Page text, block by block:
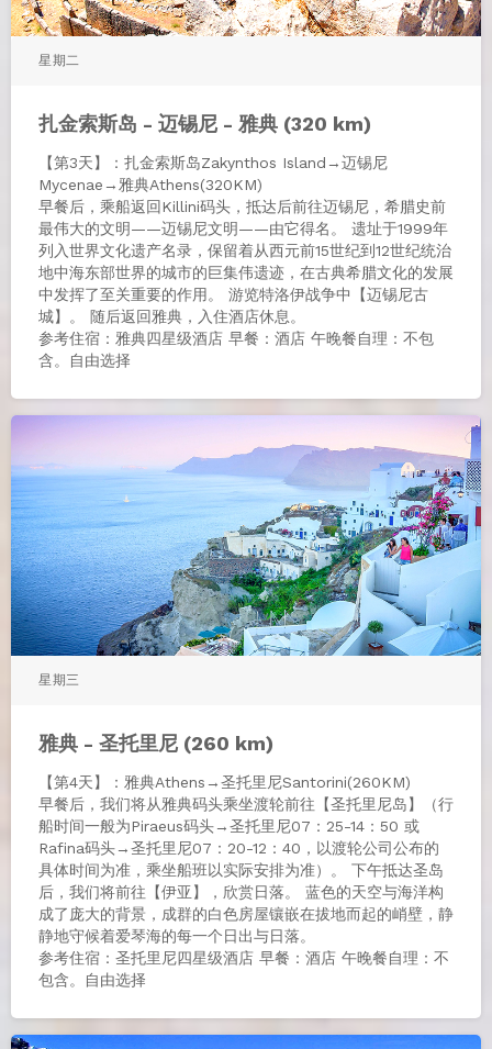
星期二
扎金索斯岛 - 迈锡尼 - 雅典 (320 km)
【第3天】：扎金索斯岛Zakynthos Island→迈锡尼
Mycenae→雅典Athens(320KM)
早餐后，乘船返回Killini码头，抵达后前往迈锡尼，希腊史前
最伟大的文明——迈锡尼文明——由它得名。 遗址于1999年
列入世界文化遗产名录，保留着从西元前15世纪到12世纪统治
地中海东部世界的城市的巨集伟遗迹，在古典希腊文化的发展
中发挥了至关重要的作用。 游览特洛伊战争中【迈锡尼古
城】。 随后返回雅典，入住酒店休息。
参考住宿：雅典四星级酒店 早餐：酒店 午晚餐自理：不包
含。自由选择
星期三
雅典 - 圣托里尼 (260 km)
【第4天】：雅典Athens→圣托里尼Santorini(260KM)
早餐后，我们将从雅典码头乘坐渡轮前往【圣托里尼岛】（行
船时间一般为Piraeus码头→圣托里尼07：25-14：50 或
Rafina码头→圣托里尼07：20-12：40，以渡轮公司公布的
具体时间为准，乘坐船班以实际安排为准）。 下午抵达圣岛
后，我们将前往【伊亚】，欣赏日落。 蓝色的天空与海洋构
成了庞大的背景，成群的白色房屋镶嵌在拔地而起的峭壁，静
静地守候着爱琴海的每一个日出与日落。
参考住宿：圣托里尼四星级酒店 早餐：酒店 午晚餐自理：不
包含。自由选择